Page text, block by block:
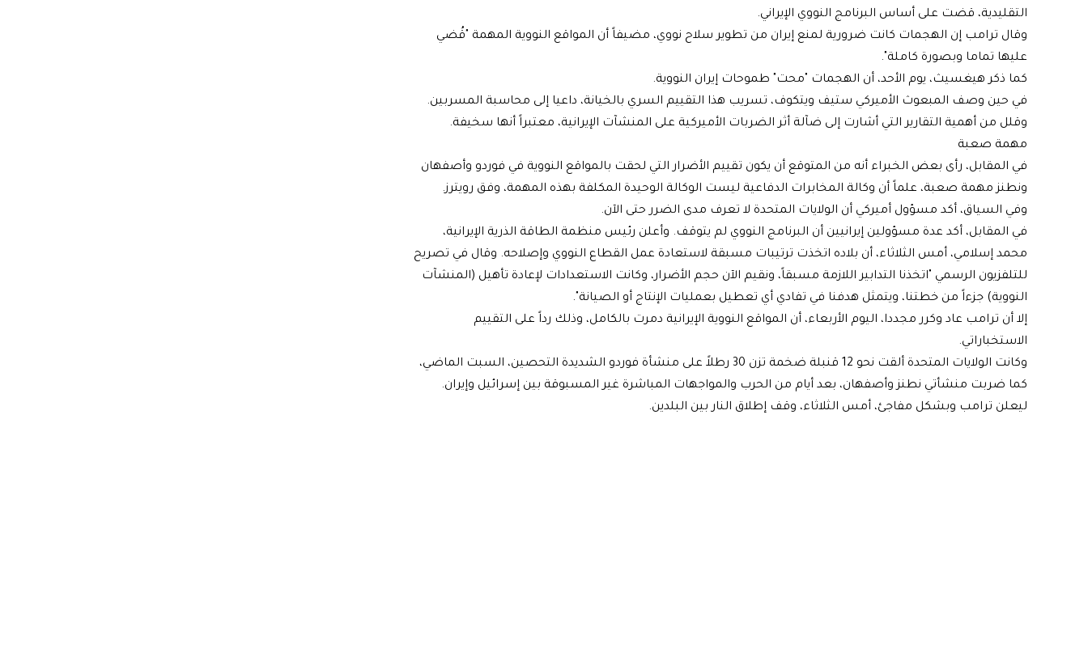
التقليدية، قضت على أساس البرنامج النووي الإيراني.
وقال ترامب إن الهجمات كانت ضرورية لمنع إيران من تطوير سلاح نووي، مضيفاً أن المواقع النووية المهمة "قُضي
عليها تماما وبصورة كاملة".
كما ذكر هيغسيث، يوم الأحد، أن الهجمات "محت" طموحات إيران النووية.
في حين وصف المبعوث الأميركي ستيف ويتكوف، تسريب هذا التقييم السري بالخيانة، داعيا إلى محاسبة المسربين.
وقلل من أهمية التقارير التي أشارت إلى ضآلة أثر الضربات الأميركية على المنشآت الإيرانية، معتبراً أنها سخيفة.
مهمة صعبة
في المقابل، رأى بعض الخبراء أنه من المتوقع أن يكون تقييم الأضرار التي لحقت بالمواقع النووية في فوردو وأصفهان
ونطنز مهمة صعبة، علماً أن وكالة المخابرات الدفاعية ليست الوكالة الوحيدة المكلفة بهذه المهمة، وفق رويترز.
وفي السياق، أكد مسؤول أميركي أن الولايات المتحدة لا تعرف مدى الضرر حتى الآن.
في المقابل، أكد عدة مسؤولين إيرانيين أن البرنامج النووي لم يتوقف. وأعلن رئيس منظمة الطاقة الذرية الإيرانية،
محمد إسلامي، أمس الثلاثاء، أن بلاده اتخذت ترتيبات مسبقة لاستعادة عمل القطاع النووي وإصلاحه. وقال في تصريح
للتلفزيون الرسمي "اتخذنا التدابير اللازمة مسبقاً، ونقيم الآن حجم الأضرار، وكانت الاستعدادات لإعادة تأهيل (المنشآت
النووية) جزءاً من خطتنا، ويتمثل هدفنا في تفادي أي تعطيل بعمليات الإنتاج أو الصيانة".
إلا أن ترامب عاد وكرر مجددا، اليوم الأربعاء، أن المواقع النووية الإيرانية دمرت بالكامل، وذلك رداً على التقييم
الاستخباراتي.
وكانت الولايات المتحدة ألقت نحو 12 قنبلة ضخمة تزن 30 رطلاً على منشأة فوردو الشديدة التحصين، السبت الماضي،
كما ضربت منشأتي نطنز وأصفهان، بعد أيام من الحرب والمواجهات المباشرة غير المسبوقة بين إسرائيل وإيران.
ليعلن ترامب وبشكل مفاجئ، أمس الثلاثاء، وقف إطلاق النار بين البلدين.